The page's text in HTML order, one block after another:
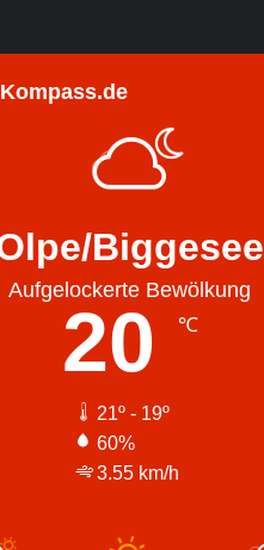
Biggesee
Aufgelockerte Bewölkung
20 ℃
21º - 19º
60%
3.55 km/h